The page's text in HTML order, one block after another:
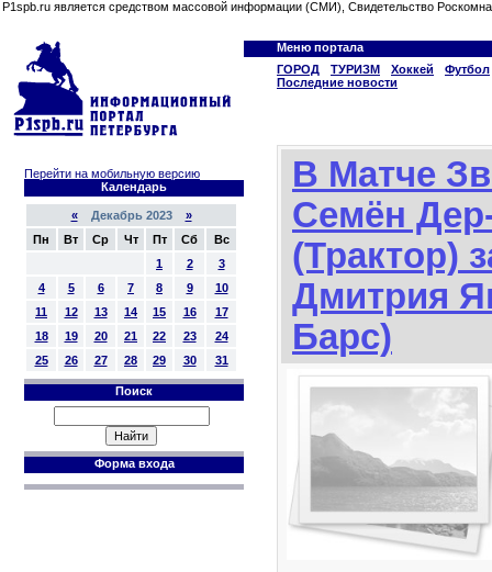
P1spb.ru является средством массовой информации (СМИ), Свидетельство
Меню портала
ГОРОД
ТУРИЗМ Хоккей
Футбол
Последние новости
Перейти на мобильную версию
Календарь
«Декабрь 2023 »
Пн
Вт Ср Чт Пт Сб
Вс
1
2
3
4
5 6 7 8 9
10
11
12 13 14 15 16
17
18
19 20 21 22 23
24
25
26 27 28 29 30 31
Поиск
Форма входа
В Матче
Семён
(Трактор)
Дмитрия
Барс)